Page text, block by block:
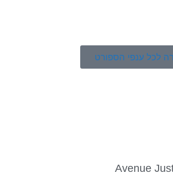
לכל ענפי הספורט
Avenue